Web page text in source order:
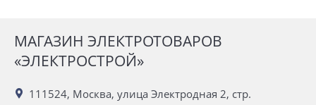
МАГАЗИН ЭЛЕКТРОТОВАРОВ
«ЭЛЕКТРОСТРОЙ»
111524, Москва, улица Электродная 2, стр.